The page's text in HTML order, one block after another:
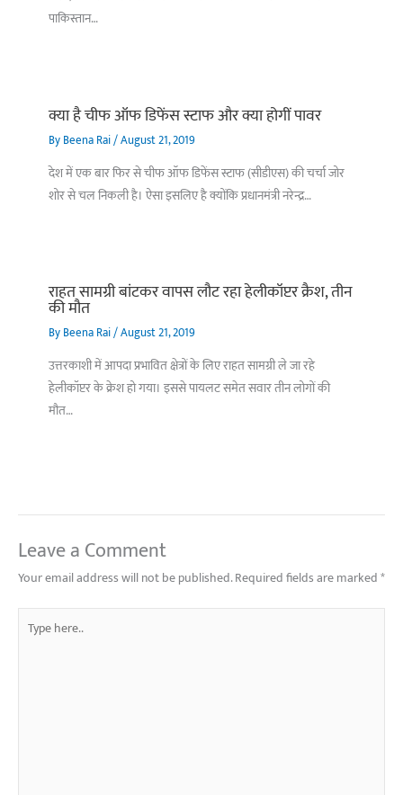
पाकिस्तान…
क्या है चीफ ऑफ डिफेंस स्टाफ और क्या होगीं पावर
ByBeena Rai/August 21, 2019
देश में एक बार फिर से चीफ ऑफ डिफेंस स्टाफ (सीडीएस) की चर्चा जोर
शोर से चल निकली है। ऐसा इसलिए है क्योंकि प्रधानमंत्री नरेन्द्र…
राहत सामग्री बांटकर वापस लौट रहा हेलीकॉप्टर क्रैश, तीन
की मौत
ByBeena Rai/August 21, 2019
उत्तरकाशी में आपदा प्रभावित क्षेत्रों के लिए राहत सामग्री ले जा रहे
हेलीकॉप्टर के क्रेश हो गया। इससे पायलट समेत सवार तीन लोगों की
मौत…
Leave a Comment
Your email address will not be published.Required fields are marked*
here..